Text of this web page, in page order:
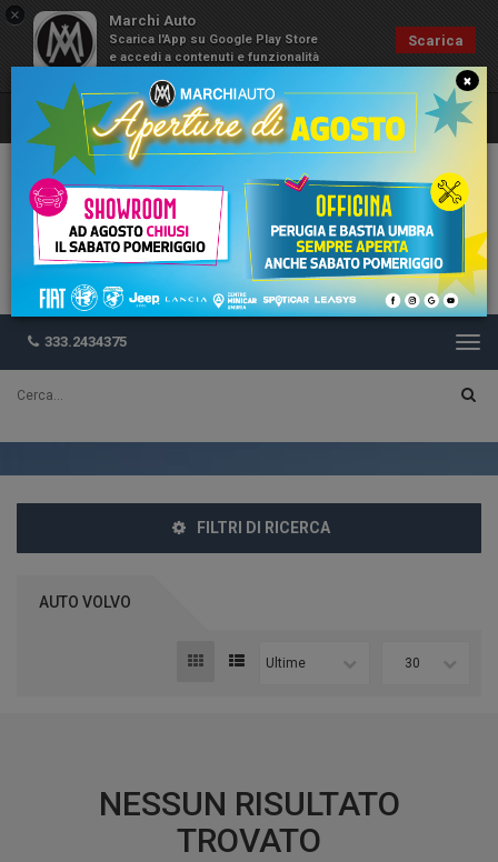
× Marchi Auto
Scarica l'App su Google Play Store
e accedi a contenuti e funzionalità
Scarica
333.2434375
FILTRI DI RICERCA
AUTO VOLVO
Ultime 30
NESSUN RISULTATO
TROVATO
×